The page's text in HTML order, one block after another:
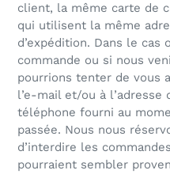
client, la même carte de
qui utilisent la même
d’expédition. Dans le
commande ou si nous
pourrions tenter de vous
l’e-mail et/ou à
téléphone fourni au
passée. Nous nous
d’interdire les
pourraient sembler